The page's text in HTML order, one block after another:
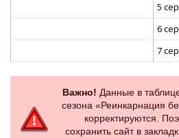
5
6
7
Важно! Данные в
сезона «Реинкарнация
корректируются.
сохранить сайт в